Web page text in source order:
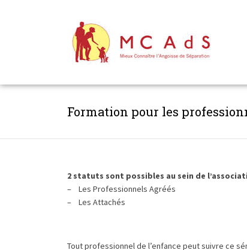
Formation pour les
2 statuts sont possibles au sein de
– Les Professionnels Agréés
– Les Attachés
Tout professionnel de l’enfance peut suivre ce